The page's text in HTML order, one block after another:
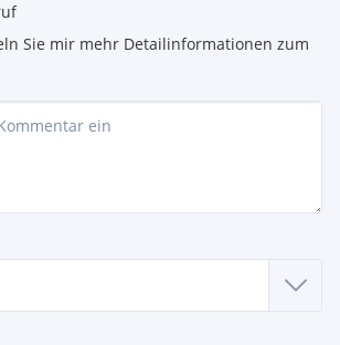
Sie mir mehr Detailinformationen zum